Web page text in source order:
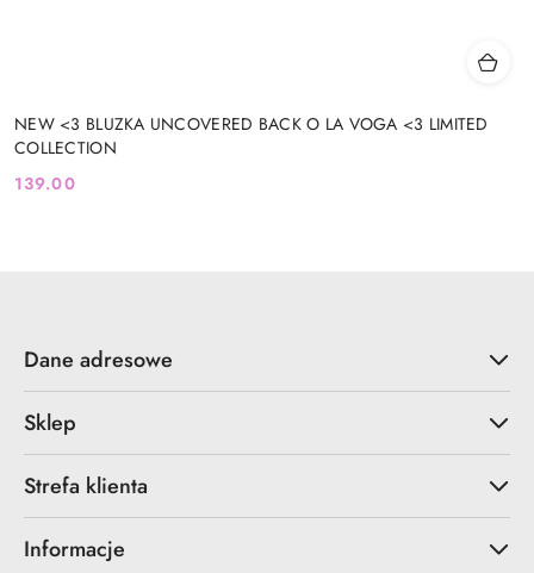
NEW <3 BLUZKA UNCOVERED BACK O LA VOGA <3 LIMITED
COLLECTION
Cena:
139.00
Dane adresowe
Sklep
Strefa klienta
Informacje